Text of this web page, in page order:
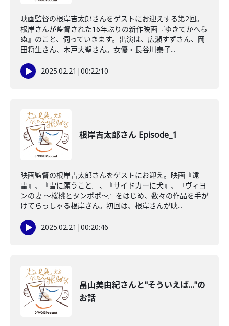
映画監督の根岸吉太郎さんをゲストにお迎えする第2回。
根岸さんが監督された16年ぶりの新作映画『ゆきてかへら
ぬ』のこと、伺っていきます。出演は、広瀬すずさん、岡
田将生さん、木戸大聖さん。女優・長谷川泰子...
2025.02.21 |00:22:10
根岸吉太郎さん Episode_1
映画監督の根岸吉太郎さんをゲストにお迎え。映画『遠
雷』、『雪に願うこと』、『サイドカーに犬』、『ヴィヨ
ンの妻 〜桜桃とタンポポ〜』をはじめ、数々の作品を手が
けてらっしゃる根岸さん。初回は、根岸さんが映...
2025.02.21 |00:20:46
畠山美由紀さんと"そういえば…"の
お話